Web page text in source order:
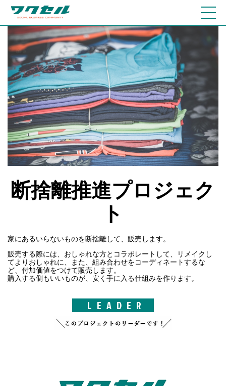
断捨離推進プロジェク
ト
家にあるいらないものを断捨離して、販売します。
販売する際には、おしゃれな方とコラボレートして、リメイクし
てよりおしゃれに、また、組み合わせをコーディネートするな
ど、付加価値をつけて販売します。
購入する側もいいものが、安く手に入る仕組みを作ります。
LEADER